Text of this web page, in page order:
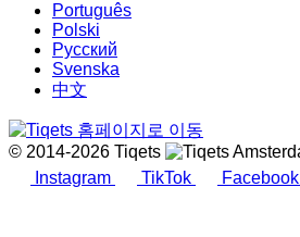
Português
Polski
Русский
Svenska
中文
© 2014-2026 Tiqets
Instagram
TikTok Facebook